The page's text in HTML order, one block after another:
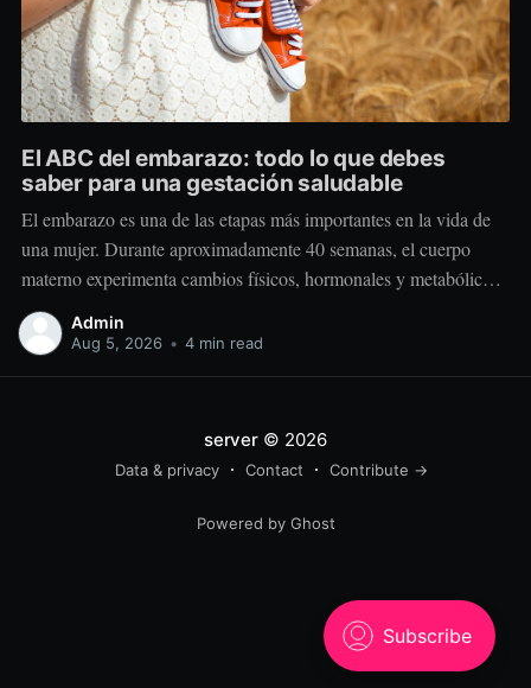
El ABC del embarazo: todo lo que debes
saber para una gestación saludable
El embarazo es una de las etapas más importantes en la vida de
una mujer. Durante aproximadamente 40 semanas, el cuerpo
materno experimenta cambios físicos, hormonales y metabólicos
extraordinarios para crear y sostener una nueva vida. Más allá de
“comer por dos”, el embarazo requiere comer mejor, nutrir
Admin
Aug 5, 2026 • 4 min read
server© 2026
Data & privacy Contact Contribute →
Powered by Ghost